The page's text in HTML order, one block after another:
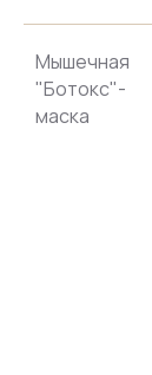
Мышечная
"Ботокс"-
маска